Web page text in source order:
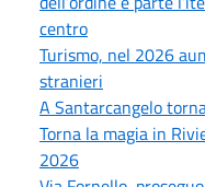
centro
Turismo, nel 2026
stranieri
A Santarcangelo
Torna la magia in
2026